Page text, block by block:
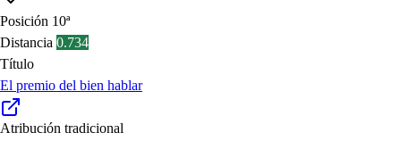
Posición 10ª
Distancia 0.734
Título
El premio del bien hablar
Atribución tradicional